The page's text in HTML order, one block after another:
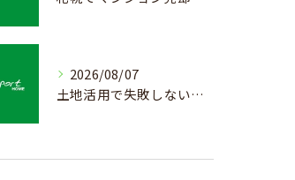
2026/08/07
土地活用で失敗しない売却準備のポイント